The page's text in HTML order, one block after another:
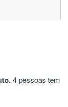
4 pessoas tem